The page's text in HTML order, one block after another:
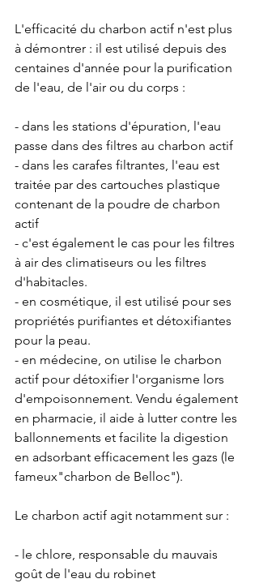
L'efficacité du charbon actif n'est plus
à démontrer : il est utilisé depuis des
centaines d'année pour la purification
de l'eau, de l'air ou du corps :
- dans les stations d'épuration, l'eau
passe dans des filtres au charbon actif
- dans les carafes filtrantes, l'eau est
traitée par des cartouches plastique
contenant de la poudre de charbon
actif
- c'est également le cas pour les filtres
à air des climatiseurs ou les filtres
d'habitacles.
- en cosmétique, il est utilisé pour ses
propriétés purifiantes et détoxifiantes
pour la peau.
- en médecine, on utilise le charbon
actif pour détoxifier l'organisme lors
d'empoisonnement. Vendu également
en pharmacie, il aide à lutter contre les
ballonnements et facilite la digestion
en adsorbant efficacement les gazs (le
fameux"charbon de Belloc").
Le charbon actif agit notamment sur :
- le chlore, responsable du mauvais
goût de l'eau du robinet